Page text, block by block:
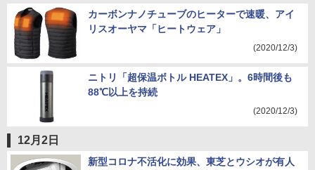
カーボンナノチューブのヒーターで速暖、アイ
リスオーヤマ「ヒートウェア」
(2020/12/3)
ニトリ「超保温ボトル HEATEX」。6時間後も
88℃以上を持続
(2020/12/3)
12月2日
新型コロナ不活化に効果、東芝とウシオが有人